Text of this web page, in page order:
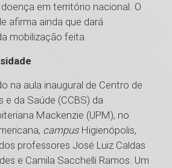
em território nacional. O
afirma ainda que dará
mobilização feita.
na aula inaugural de Centro de
e da Saúde (CCBS) da
Mackenzie (UPM), no
campus Higienópolis,
professores José Luiz Caldas
e Camila Sacchelli Ramos. Um